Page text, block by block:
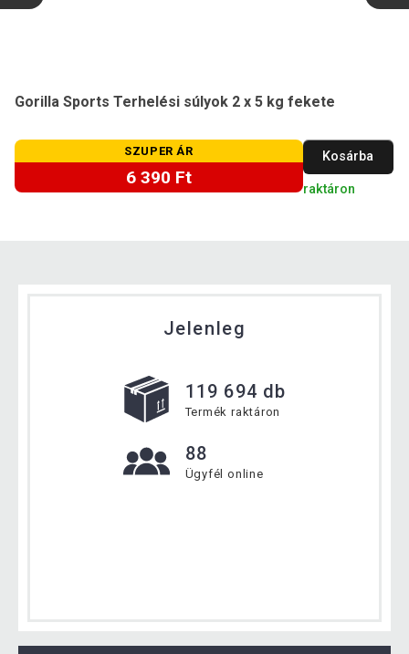
Gorilla Sports Terhelési súlyok 2 x 5 kg fekete
SZUPER ÁR
6 390 Ft
Kosárba
raktáron
Jelenleg
119 694 db
Termék raktáron
88
Ügyfél online